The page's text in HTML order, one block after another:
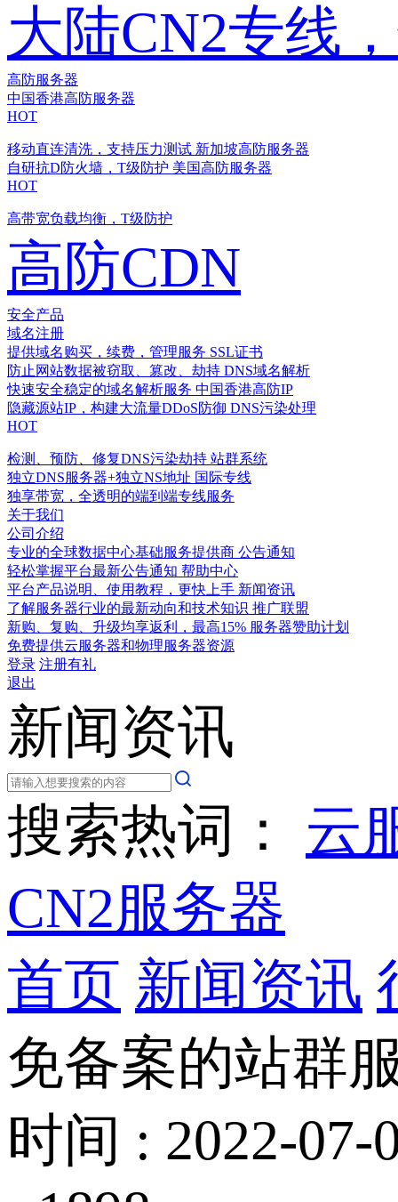
大陆CN2专线
高防服务器
中国香港高防服务器
HOT
移动直连清洗，支持压力测试 新加坡高防服务器
自研抗D防火墙，T级防护 美国高防服务器
HOT
高带宽负载均衡，T级防护
高防CDN
安全产品
域名注册
提供域名购买，续费，管理服务 SSL证书
防止网站数据被窃取、篡改、劫持 DNS域名解析
快速安全稳定的域名解析服务 中国香港高防IP
隐藏源站IP，构建大流量DDoS防御 DNS污染处理
HOT
检测、预防、修复DNS污染劫持 站群系统
独立DNS服务器+独立NS地址 国际专线
独享带宽，全透明的端到端专线服务
关于我们
公司介绍
专业的全球数据中心基础服务提供商 公告通知
轻松掌握平台最新公告通知 帮助中心
平台产品说明、使用教程，更快上手 新闻资讯
了解服务器行业的最新动向和技术知识 推广联盟
新购、复购、升级均享返利，最高15% 服务器赞助计划
免费提供云服务器和物理服务器资源
登录 注册有礼
退出
新闻资讯
搜索热词： 云
CN2服务器
首页 新闻资讯
免备案的站群
时间 : 2022-07-